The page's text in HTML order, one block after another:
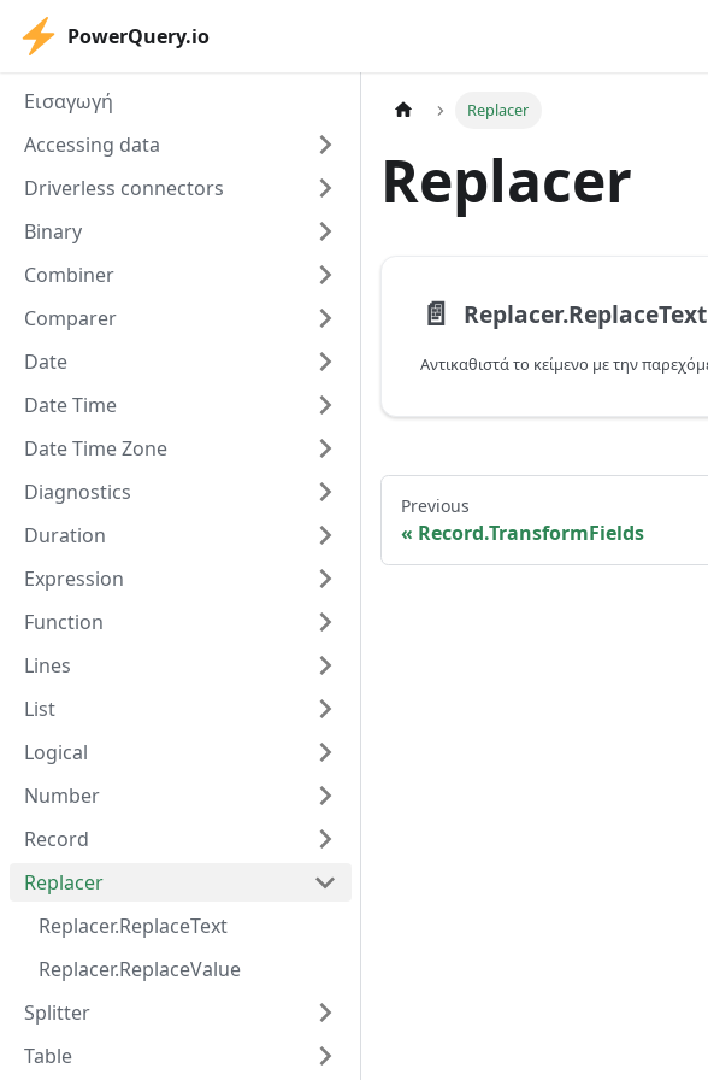
PowerQuery.io
Εισαγωγή
Accessing data
Driverless connectors
Binary
Combiner
Comparer
Date
Date Time
Date Time Zone
Diagnostics
Duration
Expression
Function
Lines
List
Logical
Number
Record
Replacer
Replacer.ReplaceText
Replacer.ReplaceValue
Splitter
Table
Replacer
Replacer
📄️ Replacer.ReplaceText
Previous
Record.TransformFields